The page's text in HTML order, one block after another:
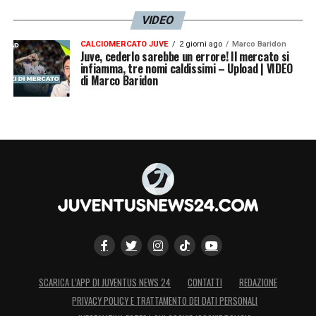
VIDEO
CALCIOMERCATO JUVE 2 giorni ago Marco Baridon
Juve, cederlo sarebbe un errore! Il mercato si
infiamma, tre nomi caldissimi – Upload | VIDEO
di Marco Baridon
SCARICA L’APP DI JUVENTUS NEWS 24 CONTATTI
REDAZIONE
PRIVACY POLICY E TRATTAMENTO DEI DATI PERSONALI